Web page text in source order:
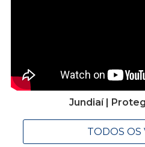
Jundiaí |
TODOS OS